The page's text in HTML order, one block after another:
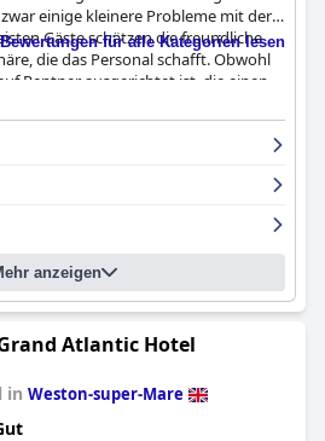
einige kleinere Probleme mit der
Gäste schätzen die freundliche
die das Personal schafft. Obwohl
Rentner ausgerichtet ist, die einen
ist es eine gute Wahl für alle, die
Übernachtung suchen.
sucht, sollte ein
für alle Kategorien lesen
anzeigen
Atlantic Hotel
in Weston-super-Mare